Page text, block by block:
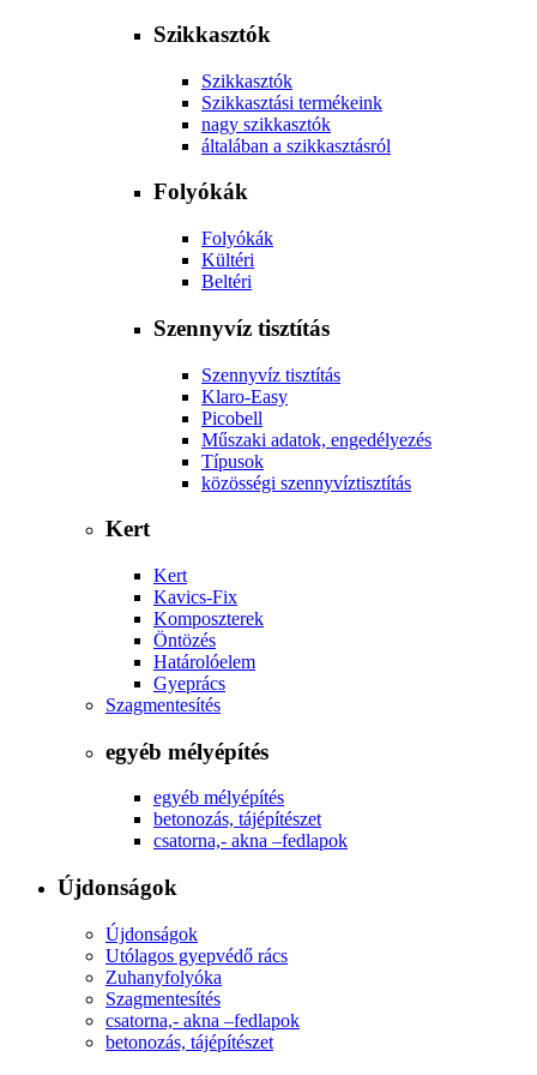
Szikkasztók
Szikkasztók
Szikkasztási termékeink
nagy szikkasztók
általában a szikkasztásról
Folyókák
Folyókák
Kültéri
Beltéri
Szennyvíz tisztítás
Szennyvíz tisztítás
Klaro-Easy
Picobell
Műszaki adatok, engedélyezés
Típusok
közösségi szennyvíztisztítás
Kert
Kert
Kavics-Fix
Komposzterek
Öntözés
Határolóelem
Gyeprács
Szagmentesítés
egyéb mélyépítés
egyéb mélyépítés
betonozás, tájépítészet
csatorna,- akna –fedlapok
Újdonságok
Újdonságok
Utólagos gyepvédő rács
Zuhanyfolyóka
Szagmentesítés
csatorna,- akna –fedlapok
betonozás, tájépítészet